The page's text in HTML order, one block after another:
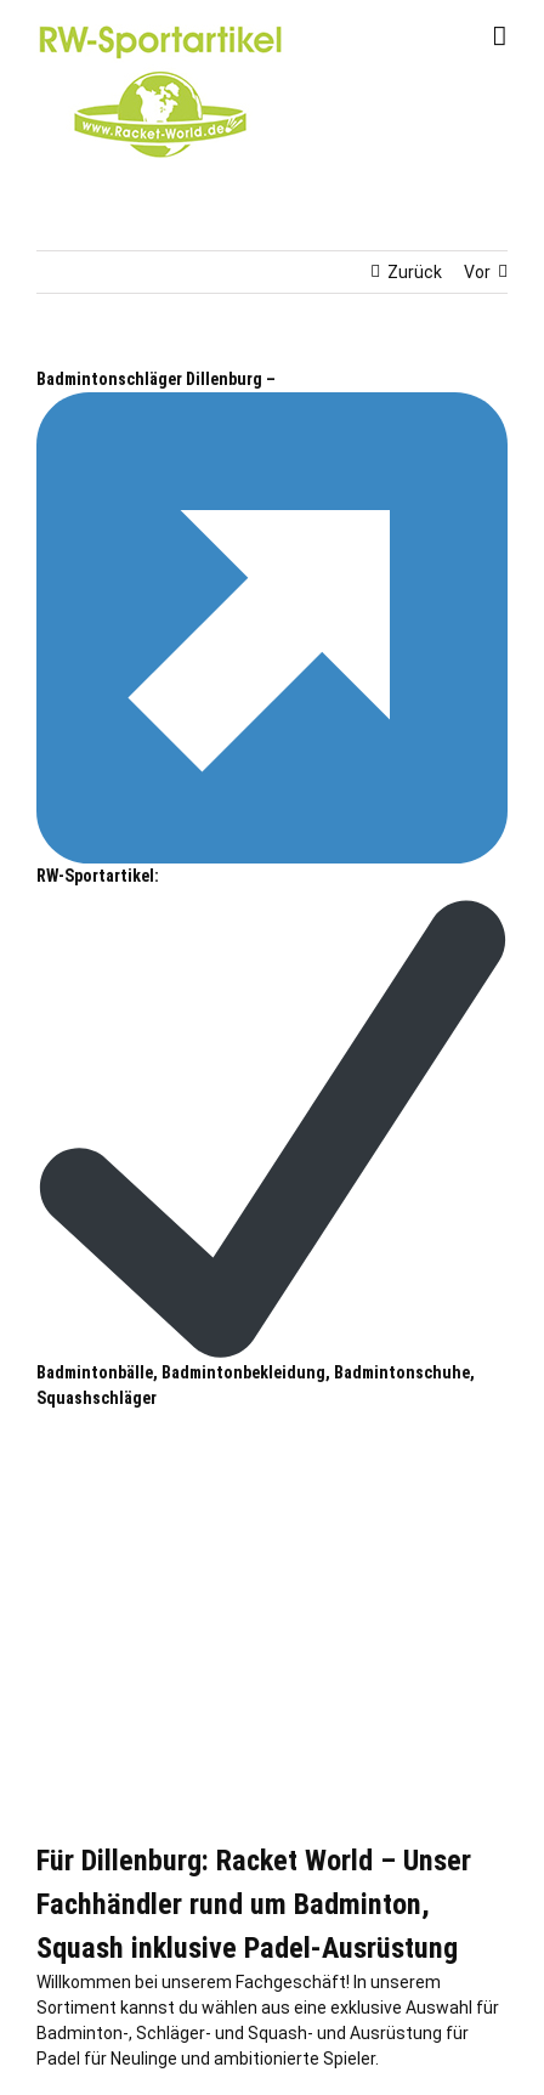
Zurück Vor
Badmintonschläger Dillenburg –
RW-Sportartikel:
Badmintonbälle, Badmintonbekleidung, Badmintonschuhe,
Squashschläger
Für Dillenburg: Racket World – Unser
Fachhändler rund um Badminton,
Squash inklusive Padel-Ausrüstung
Willkommen bei unserem Fachgeschäft! In unserem
Sortiment kannst du wählen aus eine exklusive Auswahl für
Badminton-, Schläger- und Squash- und Ausrüstung für
Padel für Neulinge und ambitionierte Spieler.